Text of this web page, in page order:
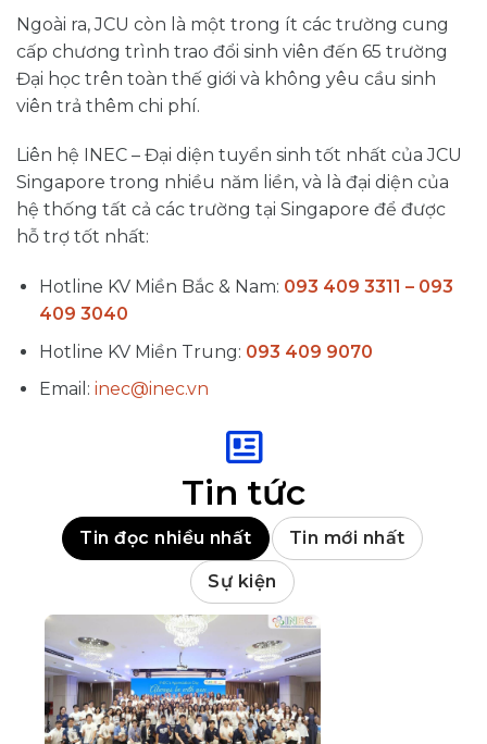
Ngoài ra, JCU còn là một trong ít các trường cung
cấp chương trình trao đổi sinh viên đến 65 trường
Đại học trên toàn thế giới và không yêu cầu sinh
viên trả thêm chi phí.
Liên hệ INEC – Đại diện tuyển sinh tốt nhất của JCU
Singapore trong nhiều năm liền, và là đại diện của
hệ thống tất cả các trường tại Singapore để được
hỗ trợ tốt nhất:
Hotline KV Miền Bắc & Nam: 093 409 3311 – 093
409 3040
Hotline KV Miền Trung: 093 409 9070
Email: inec@inec.vn
Tin tức
Tin đọc nhiều nhất Tin mới nhất
Sự kiện